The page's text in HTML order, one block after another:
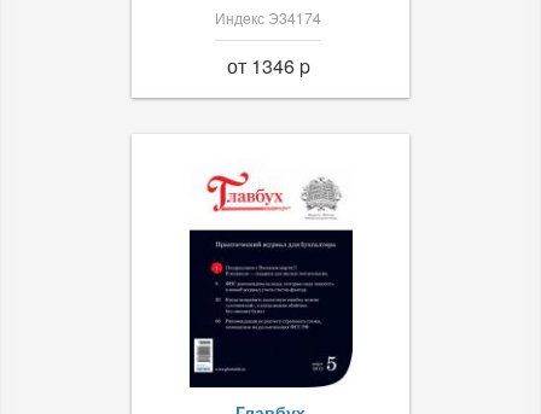
Индекс Э34174
от 1346 p